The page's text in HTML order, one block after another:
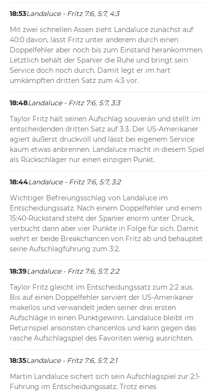
18:53Landaluce - Fritz 7:6, 5:7, 4:3
Mit zwei schnellen Assen zieht Landaluce zunächst auf
40:0 davon, lässt Fritz unter anderem durch einen
Doppelfehler aber noch bis zum Einstand herankommen.
Letztlich behält der Spanier die Ruhe und bringt sein
Service doch noch durch. Damit legt er im hart
umkämpften dritten Satz zum 4:3 vor.
18:48Landaluce - Fritz 7:6, 5:7, 3:3
Taylor Fritz hält seinen Aufschlag souverän und stellt im
entscheidenden dritten Satz auf 3:3. Der US-Amerikaner
agiert äußerst druckvoll und lässt bei eigenem Service
kaum etwas anbrennen. Landaluce macht in diesem Spiel
als Rückschläger nur einen einzigen Punkt.
18:44Landaluce - Fritz 7:6, 5:7, 3:2
Wichtiger Befreiungsschlag von Landaluce im
Entscheidungssatz. Nach einem Doppelfehler und einem
15:40-Rückstand steht der Spanier enorm unter Druck,
verbucht dann aber vier Punkte in Folge für sich. Damit
wehrt er beide Breakchancen von Fritz ab und behauptet
seine Aufschlagführung zum 3:2.
18:39Landaluce - Fritz 7:6, 5:7, 2:2
Taylor Fritz gleicht im Entscheidungssatz zum 2:2 aus.
Bis auf einen Doppelfehler serviert der US-Amerikaner
makellos und verwandelt jeden seiner drei ersten
Aufschläge in einen Punktgewinn. Landaluce bleibt im
Returnspiel ansonsten chancenlos und kann gegen das
rasche Aufschlagspiel des Favoriten wenig ausrichten.
18:35Landaluce - Fritz 7:6, 5:7, 2:1
Martin Landaluce sichert sich sein Aufschlagspiel zur 2:1-
Führung im Entscheidungssatz. Trotz eines